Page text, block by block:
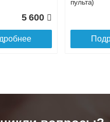
Конвектор
5 600
пульта)